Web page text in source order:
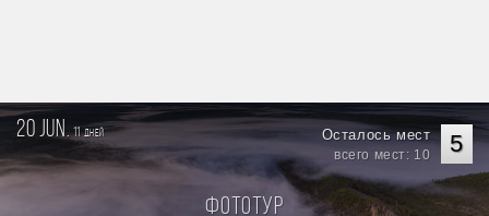
20 jun.11дней 5
Осталось мест
всего мест: 10
Фототур